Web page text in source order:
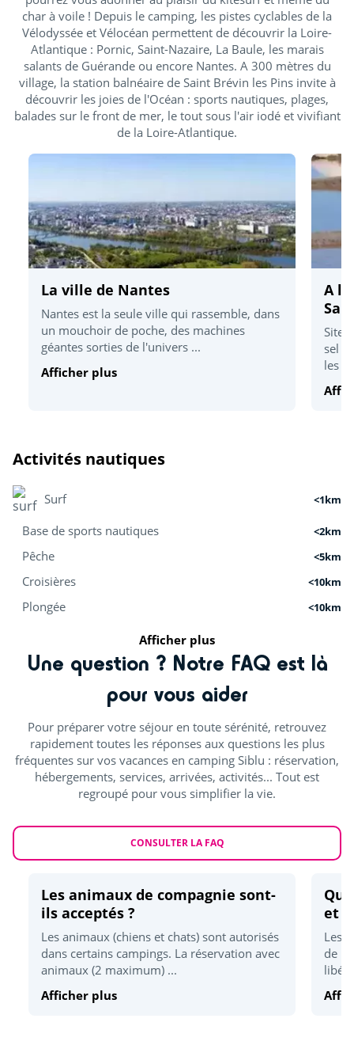
char à voile ! Depuis le camping, les pistes cyclables de la
Vélodyssée et Vélocéan permettent de découvrir la Loire-
Atlantique : Pornic, Saint-Nazaire, La Baule, les marais
salants de Guérande ou encore Nantes. A 300 mètres du
village, la station balnéaire de Saint Brévin les Pins invite à
découvrir les joies de l'Océan : sports nautiques, plages,
balades sur le front de mer, le tout sous l'air iodé et vivifiant
de la Loire-Atlantique.
La ville de Nantes
Nantes est la seule ville qui rassemble, dans
un mouchoir de poche, des machines
géantes sorties de l'univers ...
Afficher plus
A
Site
sel
les
Activités nautiques
Surf <1km
Base de sports nautiques <2km
Pêche <5km
Croisières <10km
Plongée <10km
Centre équestre (€)
Location vélo <5km
Mini-golf <5km
Activités sportives
Quad <5km
Golf <10km
Détente et bien être
Afficher plus
Une question ? Notre FAQ est là
pour vous aider
Pour préparer votre séjour en toute sérénité, retrouvez
rapidement toutes les réponses aux questions les plus
fréquentes sur vos vacances en camping Siblu : réservation,
hébergements, services, arrivées, activités... Tout est
regroupé pour vous simplifier la vie.
CONSULTER LA FAQ
Les animaux de compagnie sont-
ils acceptés ?
Les animaux (chiens et chats) sont autorisés
dans certains campings. La réservation avec
animaux (2 maximum) ...
Afficher plus
et
Les
de